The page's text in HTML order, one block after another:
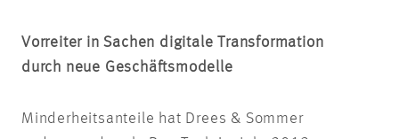
Vorreiter in Sachen digitale Transformation
durch neue Geschäftsmodelle
Minderheitsanteile hat Drees & Sommer